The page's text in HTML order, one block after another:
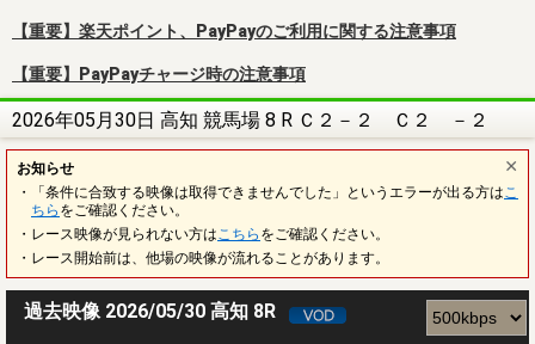
【重要】楽天ポイント、PayPayのご利用に関する注意事項
【重要】PayPayチャージ時の注意事項
2026年05月30日 高知 競馬場 8 R Ｃ２－２ Ｃ２ －２
お知らせ
・「条件に合致する映像は取得できませんでした」というエラーが出る方は こ
ちら をご確認ください。
・レース映像が見られない方は こちら をご確認ください。
・レース開始前は、他場の映像が流れることがあります。
過去映像 2026/05/30 高知 8R